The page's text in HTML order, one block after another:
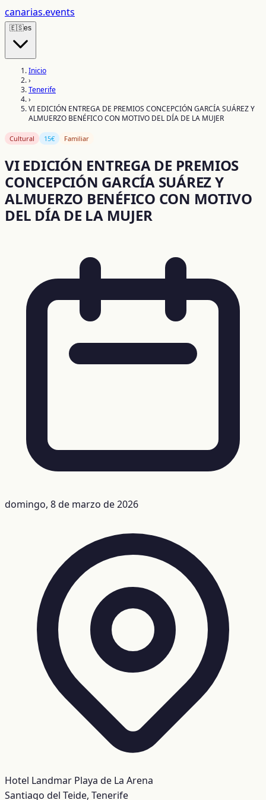
canarias.events
🇪🇸es
Inicio
›
Tenerife
›
VI EDICIÓN ENTREGA DE PREMIOS CONCEPCIÓN GARCÍA SUÁREZ Y
ALMUERZO BENÉFICO CON MOTIVO DEL DÍA DE LA MUJER
Cultural 15€ Familiar
VI EDICIÓN ENTREGA DE PREMIOS
CONCEPCIÓN GARCÍA SUÁREZ Y
ALMUERZO BENÉFICO CON MOTIVO
DEL DÍA DE LA MUJER
domingo, 8 de marzo de 2026
Hotel Landmar Playa de La Arena
Santiago del Teide, Tenerife